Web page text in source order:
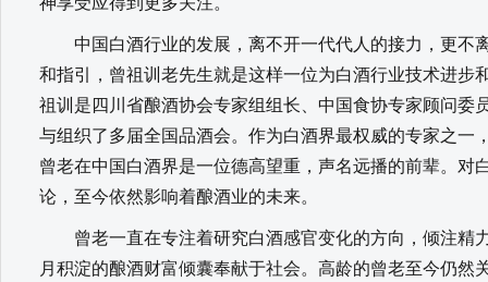
中国白酒行业的发展，离不开一代代人的接力，更不
和指引，曾祖训老先生就是这样一位为白酒行业技术进步
祖训是四川省酿酒协会专家组组长、中国食协专家顾问委
与组织了多届全国品酒会。作为白酒界最权威的专家之一
曾老在中国白酒界是一位德高望重，声名远播的前辈。对
论，至今依然影响着酿酒业的未来。
曾老一直在专注着研究白酒感官变化的方向，倾注精
月积淀的酿酒财富倾囊奉献于社会。高龄的曾老至今仍然